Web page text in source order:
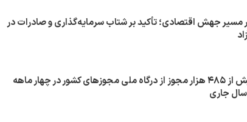
مسیر جهش اقتصادی؛ تأکید بر شتاب سرمایه‌گذاری و صادرات در
صدور بیش از ۴۸۵ هزار مجوز از درگاه ملی مجوزهای کشور در چهار ماهه
سال جاری